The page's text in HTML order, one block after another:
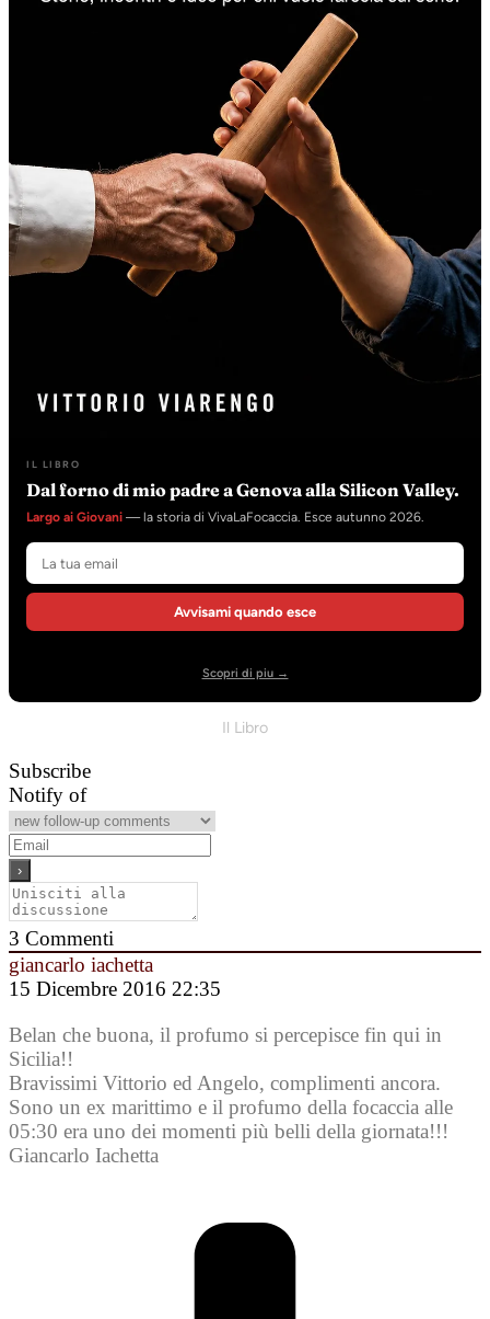
IL LIBRO
Dal forno di mio padre a Genova alla Silicon Valley.
Largo ai Giovani — la storia di VivaLaFocaccia. Esce autunno 2026.
Avvisami quando esce
Scopri di piu →
Il Libro
Subscribe
Notify of
3 Commenti
giancarlo iachetta
15 Dicembre 2016 22:35
Belan che buona, il profumo si percepisce fin qui in
Sicilia!!
Bravissimi Vittorio ed Angelo, complimenti ancora.
Sono un ex marittimo e il profumo della focaccia alle
05:30 era uno dei momenti più belli della giornata!!!
Giancarlo Iachetta